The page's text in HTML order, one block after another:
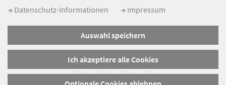
Datenschutz
Datenschutz-Informationen
Impressum
Auswahl speichern
Ich akzeptiere alle Cookies